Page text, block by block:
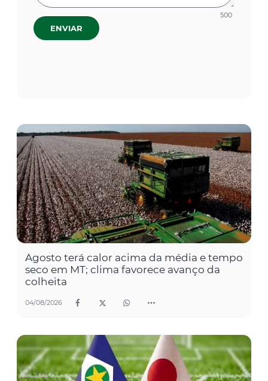
500
ENVIAR
Agosto terá calor acima da média e tempo
seco em MT; clima favorece avanço da
colheita
04/08/2026